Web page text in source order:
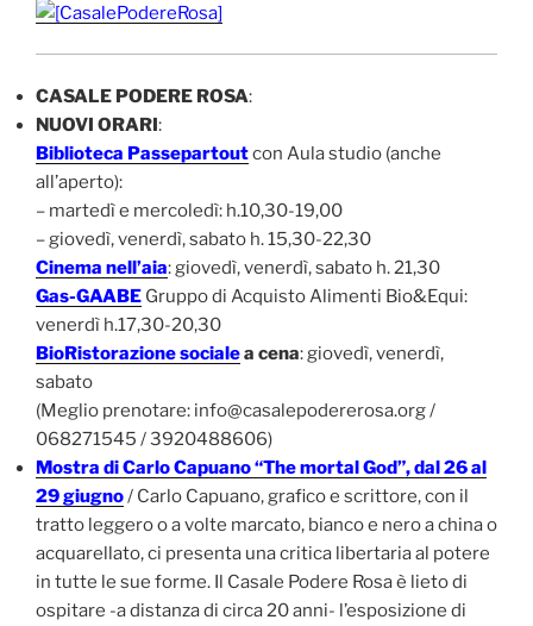
CASALE PODERE ROSA:
NUOVI ORARI:
Biblioteca Passepartoutcon Aula studio (anche
all’aperto):
– martedì e mercoledì: h.10,30-19,00
– giovedì, venerdì, sabato h. 15,30-22,30
Cinema nell’aia: giovedì, venerdì, sabato h. 21,30
Gas-GAABE Gruppo di Acquisto Alimenti Bio&Equi:
venerdì h.17,30-20,30
BioRistorazione socialea cena: giovedì, venerdì,
sabato
(Meglio prenotare: info@casalepodererosa.org /
068271545 / 3920488606)
Mostra di Carlo Capuano “The mortal God”, dal 26 al
29 giugno/ Carlo Capuano, grafico e scrittore, con il
tratto leggero o a volte marcato, bianco e nero a china o
acquarellato, ci presenta una critica libertaria al potere
in tutte le sue forme. Il Casale Podere Rosa è lieto di
ospitare -a distanza di circa 20 anni- l’esposizione di